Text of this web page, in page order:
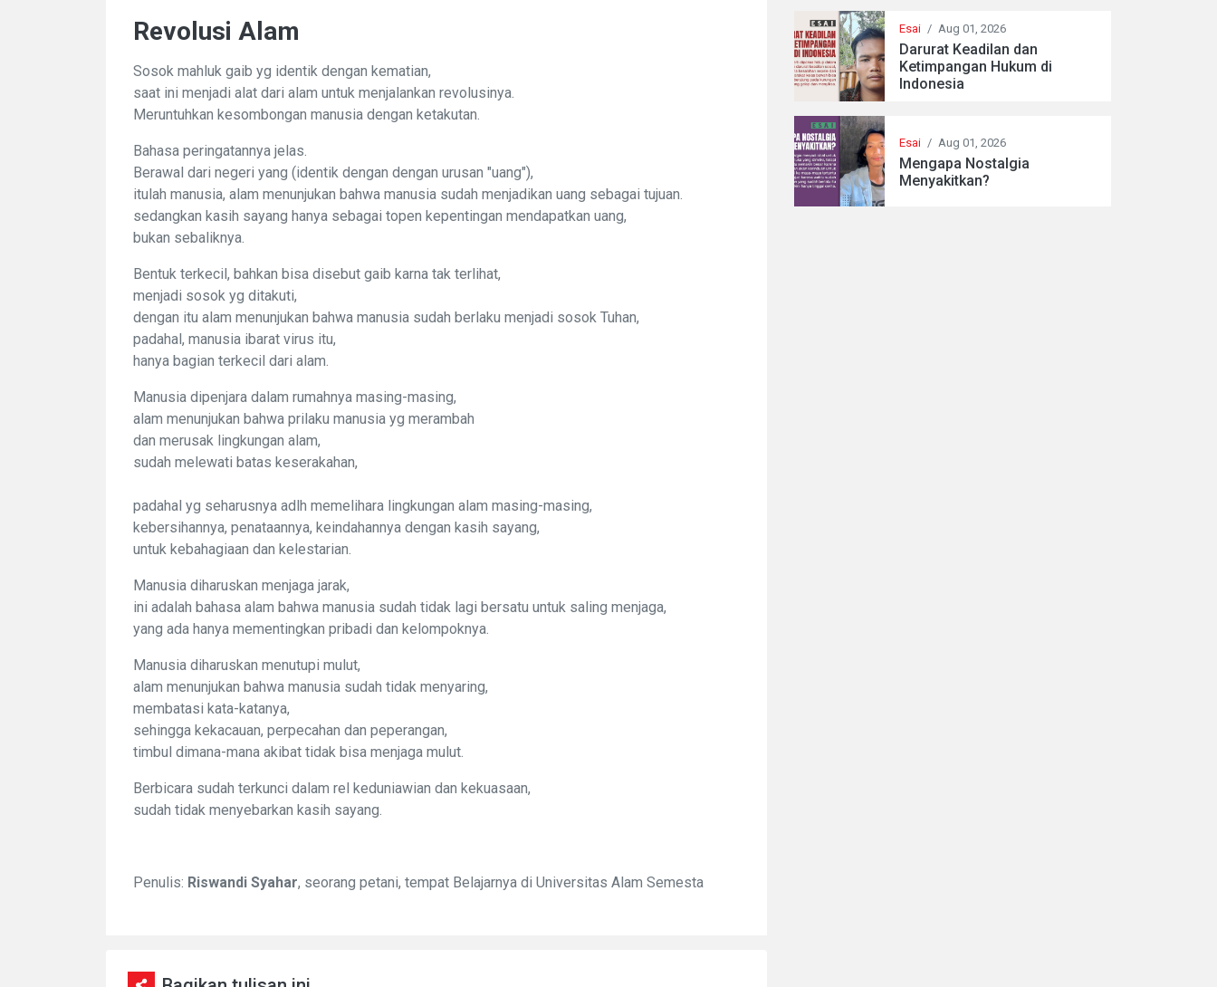
Revolusi Alam
Sosok mahluk gaib yg identik dengan kematian,
saat ini menjadi alat dari alam untuk menjalankan revolusinya.
Meruntuhkan kesombongan manusia dengan ketakutan.
Bahasa peringatannya jelas.
Berawal dari negeri yang (identik dengan dengan urusan "uang"),
itulah manusia, alam menunjukan bahwa manusia sudah menjadikan uang sebagai tujuan.
sedangkan kasih sayang hanya sebagai topen kepentingan mendapatkan uang,
bukan sebaliknya.
Bentuk terkecil, bahkan bisa disebut gaib karna tak terlihat,
menjadi sosok yg ditakuti,
dengan itu alam menunjukan bahwa manusia sudah berlaku menjadi sosok Tuhan,
padahal, manusia ibarat virus itu,
hanya bagian terkecil dari alam.
Manusia dipenjara dalam rumahnya masing-masing,
alam menunjukan bahwa prilaku manusia yg merambah
dan merusak lingkungan alam,
sudah melewati batas keserakahan,
padahal yg seharusnya adlh memelihara lingkungan alam masing-masing,
kebersihannya, penataannya, keindahannya dengan kasih sayang,
untuk kebahagiaan dan kelestarian.
Manusia diharuskan menjaga jarak,
ini adalah bahasa alam bahwa manusia sudah tidak lagi bersatu untuk saling menjaga,
yang ada hanya mementingkan pribadi dan kelompoknya.
Manusia diharuskan menutupi mulut,
alam menunjukan bahwa manusia sudah tidak menyaring,
membatasi kata-katanya,
sehingga kekacauan, perpecahan dan peperangan,
timbul dimana-mana akibat tidak bisa menjaga mulut.
Berbicara sudah terkunci dalam rel keduniawian dan kekuasaan,
sudah tidak menyebarkan kasih sayang.
Penulis: Riswandi Syahar, seorang petani, tempat Belajarnya di Universitas Alam Semesta
Esai / Aug 01, 2026
Darurat Keadilan dan
Ketimpangan Hukum di
Indonesia
Esai / Aug 01, 2026
Mengapa Nostalgia
Menyakitkan?